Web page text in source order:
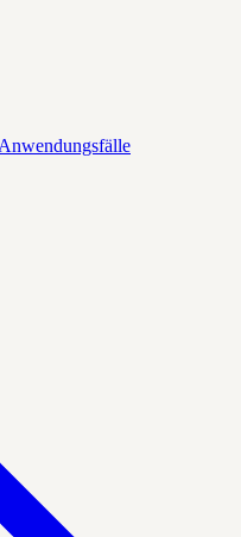
Anwendungsfälle